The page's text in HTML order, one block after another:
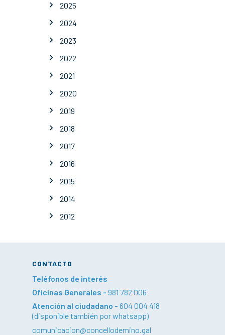
2025
2024
2023
2022
2021
2020
2019
2018
2017
2016
2015
2014
2012
CONTACTO
Teléfonos de interés
Oficinas Generales - 981 782 006
Atención al ciudadano - 604 004 418
(disponible también por whatsapp)
comunicacion@concellodemino.gal